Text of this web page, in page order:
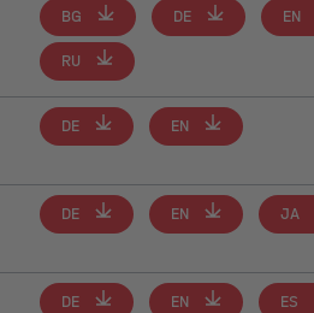
BG DE EN
RU
DE EN
DE EN JA
DE EN ES